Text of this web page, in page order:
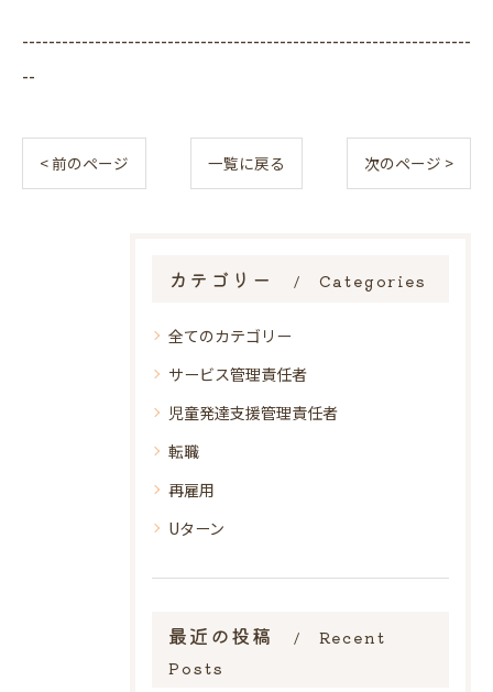
--------------------------------------------------------------------
--
< 前のページ 一覧に戻る 次のページ >
カテゴリー Categories
全てのカテゴリー
サービス管理責任者
児童発達支援管理責任者
転職
再雇用
Uターン
最近の投稿
Recent
Posts